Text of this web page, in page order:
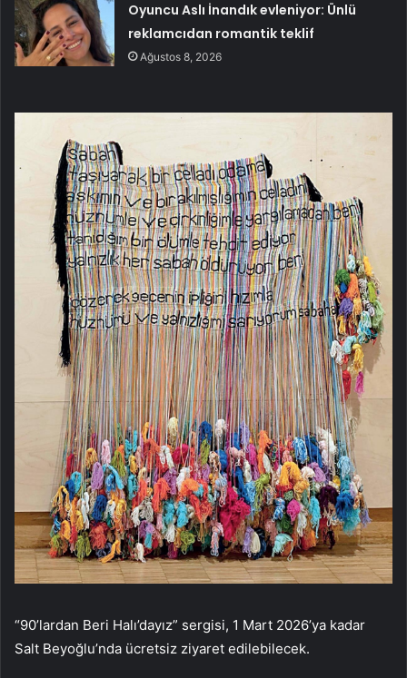
Oyuncu Aslı İnandık evleniyor: Ünlü
reklamcıdan romantik teklif
Ağustos 8, 2026
“90’lardan Beri Halı’dayız” sergisi, 1 Mart 2026’ya kadar
Salt Beyoğlu’nda ücretsiz ziyaret edilebilecek.